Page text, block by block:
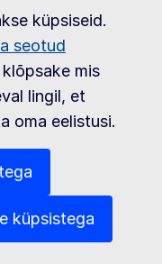
küpsiseid.
seotud
mis
lingil, et
oma eelistusi.
küpsistega
toode on
SADCi vaheline
järgmistel